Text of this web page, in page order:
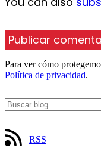
Para ver cómo
Política de privacidad.
RSS